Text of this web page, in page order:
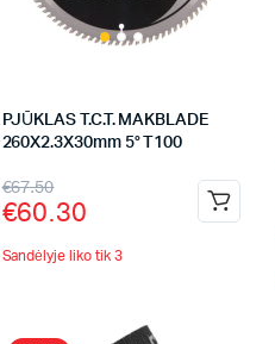
PJŪKLAS T.C.T. MAKBLADE
260X2.3X30mm 5° T100
€67.50
€60.30
Sandėlyje liko tik 3